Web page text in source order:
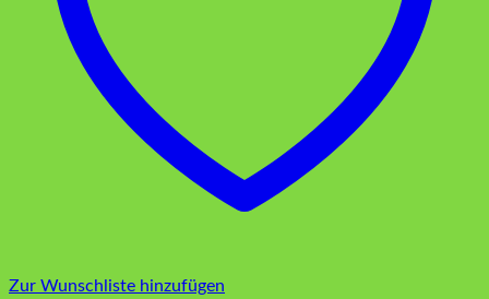
Zur Wunschliste hinzufügen